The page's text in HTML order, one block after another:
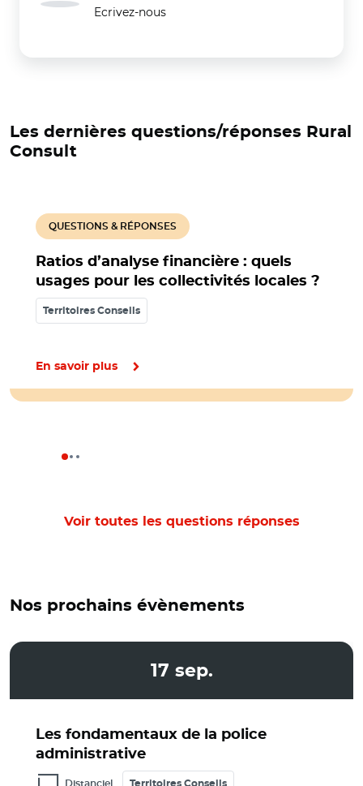
Ecrivez-nous
Les dernières questions/réponses Rural
Consult
Ratios d’analyse financière : quels
usages pour les collectivités locales ?
QUESTIONS & RÉPONSES
Territoires Conseils
En savoir plus
Voir toutes les questions réponses
Nos prochains évènements
17 sep.
Les fondamentaux de la police
administrative
Distanciel Territoires Conseils